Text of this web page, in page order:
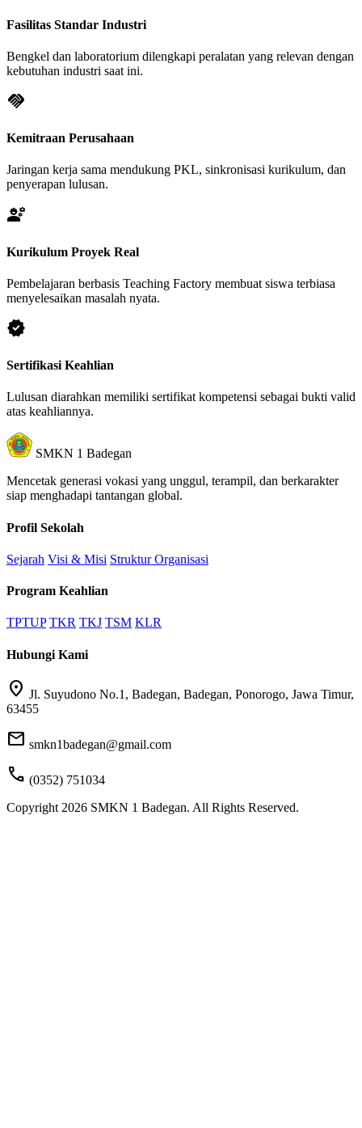
Fasilitas Standar Industri
Bengkel dan laboratorium dilengkapi peralatan yang relevan dengan
kebutuhan industri saat ini.
handshake
Kemitraan Perusahaan
Jaringan kerja sama mendukung PKL, sinkronisasi kurikulum, dan
penyerapan lulusan.
engineering
Kurikulum Proyek Real
Pembelajaran berbasis Teaching Factory membuat siswa terbiasa
menyelesaikan masalah nyata.
verified
Sertifikasi Keahlian
Lulusan diarahkan memiliki sertifikat kompetensi sebagai bukti valid
atas keahliannya.
SMKN 1 Badegan
Mencetak generasi vokasi yang unggul, terampil, dan berkarakter
siap menghadapi tantangan global.
Profil Sekolah
Sejarah Visi & Misi Struktur Organisasi
Program Keahlian
TPTUP TKR TKJ TSM KLR
Hubungi Kami
location_on Jl. Suyudono No.1, Badegan, Badegan, Ponorogo, Jawa Timur,
63455
mail smkn1badegan@gmail.com
call (0352) 751034
Copyright 2026 SMKN 1 Badegan. All Rights Reserved.